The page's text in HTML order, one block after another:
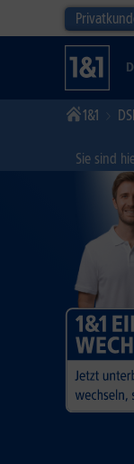
1&1
Sie sind